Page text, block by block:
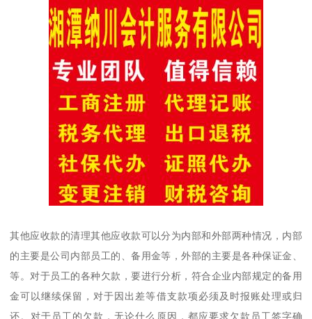
其他应收款的清理其他应收款可以分为内部和外部两种情况，内部
的主要是公司内部员工的、备用金等，外部的主要是各种保证金、
等。对于员工的各种欠款，要进行分析，符合企业内部规定的备用
金可以继续保留，对于因出差等借支款项必须及时报账处理或归
还。对于员工的欠款，无论什么原因，都应要求欠款员工签字确